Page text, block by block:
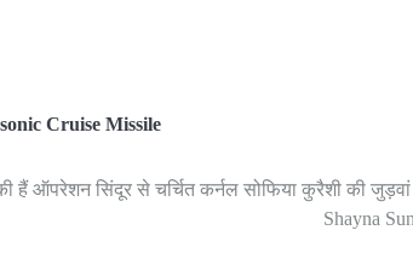
Cruise Missile
हैं ऑपरेशन सिंदूर से चर्चित कर्नल सोफिया कुरैशी की
Shayna